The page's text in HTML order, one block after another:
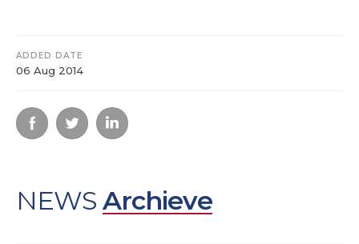
ADDED DATE
06 Aug 2014
NEWS Archieve